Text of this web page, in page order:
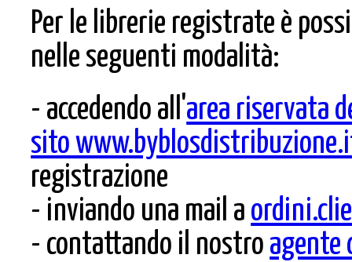
Per le librerie registrate è
nelle seguenti modalità:
- accedendo all'area riservata
sito
registrazione
- inviando una mail a
- contattando il nostro agente